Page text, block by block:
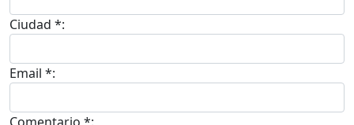
Ciudad *:
Email *: